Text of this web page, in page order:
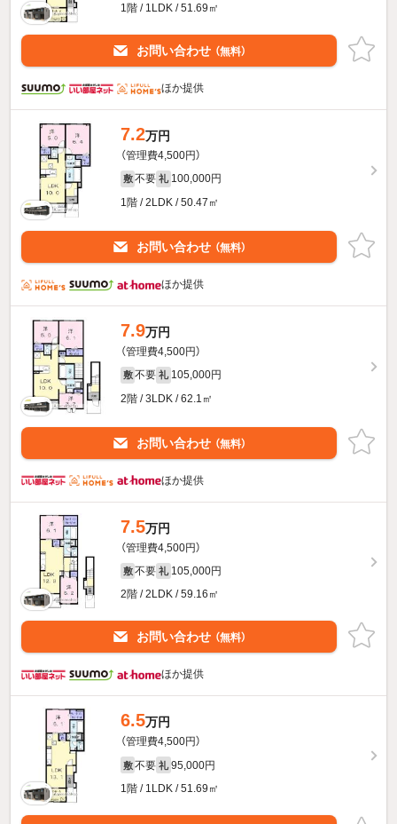
1階 / 1LDK / 51.69㎡
お問い合わせ （無料）
ほか提供
7.2万円
（管理費4,500円）
敷 不要 礼 100,000円
1階 / 2LDK / 50.47㎡
お問い合わせ （無料）
ほか提供
7.9万円
（管理費4,500円）
敷 不要 礼 105,000円
2階 / 3LDK / 62.1㎡
お問い合わせ （無料）
ほか提供
7.5万円
（管理費4,500円）
敷 不要 礼 105,000円
2階 / 2LDK / 59.16㎡
お問い合わせ （無料）
ほか提供
6.5万円
（管理費4,500円）
敷 不要 礼 95,000円
1階 / 1LDK / 51.69㎡